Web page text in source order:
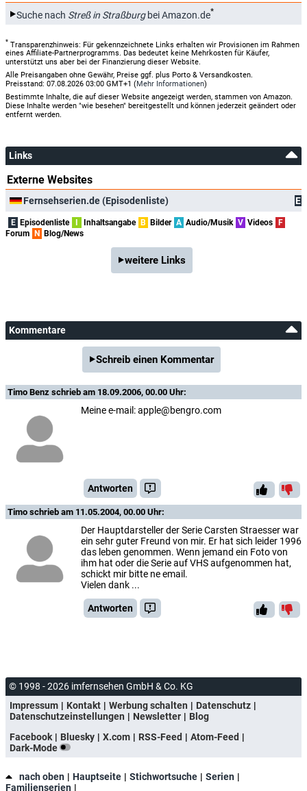
Suche nach Streß in Straßburgbei Amazon.de*
* Transparenzhinweis: Für gekennzeichnete Links erhalten wir Provisionen im Rahmen
eines Affiliate-Partnerprogramms. Das bedeutet keine Mehrkosten für Käufer,
unterstützt uns aber bei der Finanzierung dieser Website.
Alle Preisangaben ohne Gewähr, Preise ggf. plus Porto & Versandkosten.
Preisstand: 07.08.2026 03:00 GMT+1 (Mehr Informationen)
Bestimmte Inhalte, die auf dieser Website angezeigt werden, stammen von Amazon.
Diese Inhalte werden "wie besehen" bereitgestellt und können jederzeit geändert oder
entfernt werden.
Links
Externe Websites
Fernsehserien.de (Episodenliste) E
E Episodenliste Inhaltsangabe B Bilder A Audio/Musik V Videos
F
Forum
N Blog/News
weitere Links
Kommentare
Schreib einen Kommentar
Timo Benz schrieb am 18.09.2006, 00.00 Uhr:
Meine e-mail: apple@bengro.com
Antworten
Timo schrieb am 11.05.2004, 00.00 Uhr:
Der Hauptdarsteller der Serie Carsten Straesser war
ein sehr guter Freund von mir. Er hat sich leider 1996
das leben genommen. Wenn jemand ein Foto von
ihm hat oder die Serie auf VHS aufgenommen hat,
schickt mir bitte ne email.
Vielen dank ...
Antworten
© 1998 - 2026 imfernsehen GmbH & Co. KG
Impressum
Kontakt Werbung schalten
Datenschutz
Datenschutzeinstellungen
Newsletter
Blog
Facebook
Bluesky X.com RSS-Feed
Atom-Feed
Dark-Mode
nach oben Hauptseite Stichwortsuche
Serien
Familienserien